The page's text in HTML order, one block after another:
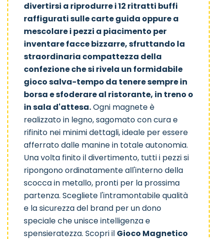
divertirsi a riprodurre i 12 ritratti buffi
raffigurati sulle carte guida oppure a
mescolare i pezzi a piacimento per
inventare facce bizzarre, sfruttando la
straordinaria compattezza della
confezione che si rivela un formidabile
gioco salva-tempo da tenere sempre in
borsa e sfoderare al ristorante, in treno o
in sala d'attesa.Ogni magnete è
realizzato in legno, sagomato con cura e
rifinito nei minimi dettagli, ideale per essere
afferrato dalle manine in totale autonomia.
Una volta finito il divertimento, tutti i pezzi si
ripongono ordinatamente all'interno della
scocca in metallo, pronti per la prossima
partenza. Scegliete l'intramontabile qualità
e la sicurezza del brand per un dono
speciale che unisce intelligenza e
spensieratezza. Scopri il Gioco Magnetico